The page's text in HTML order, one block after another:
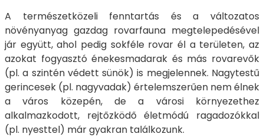
A természetközeli fenntartás és a változatos
növényanyag gazdag rovarfauna megtelepedésével
jár együtt, ahol pedig sokféle rovar él a területen, az
azokat fogyasztó énekesmadarak és más rovarevők
(pl. a szintén védett sünök) is megjelennek. Nagytestű
gerincesek (pl. nagyvadak) értelemszerűen nem élnek
a város közepén, de a városi környezethez
alkalmazkodott, rejtőzködő életmódú ragadozókkal
(pl. nyesttel) már gyakran találkozunk.